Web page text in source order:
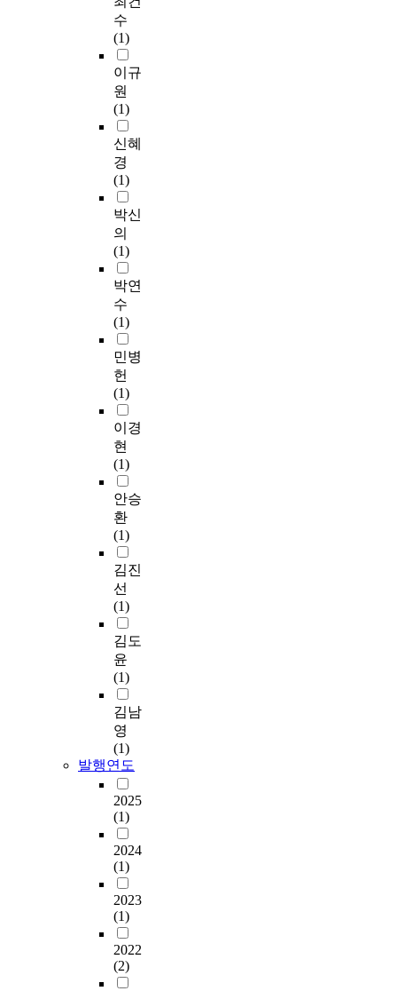
수
(1)
이규
원
(1)
신혜
경
(1)
박신
의
(1)
박연
수
(1)
민병
헌
(1)
이경
현
(1)
안승
환
(1)
김진
선
(1)
김도
윤
(1)
김남
영
(1)
발행연도
2025
(1)
2024
(1)
2023
(1)
2022
(2)